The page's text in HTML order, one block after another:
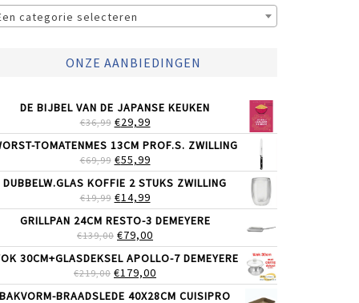
categorie selecteren
ONZE AANBIEDINGEN
DE BIJBEL VAN DE JAPANSE KEUKEN
€36,99 OORSPRONKELIJKE
PRIJS
WAS:
€36,99.
€29,99HUIDIGE
PRIJS
IS:
€29,99.
TOMATENMES 13CM PROF.S. ZWILLING
€69,99 OORSPRONKELIJKE
PRIJS
WAS:
€69,99.
€55,99HUIDIGE
PRIJS
IS:
€55,99.
DUBBELW.GLAS KOFFIE 2 STUKS ZWILLING
€19,99 OORSPRONKELIJKE
PRIJS
WAS:
€19,99.
€14,99HUIDIGE
PRIJS
IS:
€14,99.
GRILLPAN 24CM RESTO-3 DEMEYERE
€139,00 OORSPRONKELIJKE
PRIJS
WAS:
€139,00.
€79,00
PRIJS
IS:
€79,00.
30CM+GLASDEKSEL APOLLO-7 DEMEYERE
€219,00 OORSPRONKELIJKE
PRIJS
€179,00
PRIJS
BAKVORM-BRAADSLEDE 40X28CM CUISIPRO